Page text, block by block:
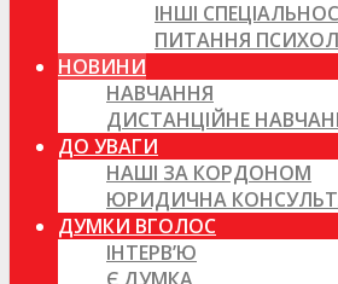
ІНШІ
ПИТАННЯ
НОВИНИ
НАВЧАННЯ
ДИСТАНЦІЙНЕ
ДО УВАГИ
НАШІ ЗА КОРДОНОМ
ЮРИДИЧНА
ДУМКИ ВГОЛОС
ІНТЕРВ’Ю